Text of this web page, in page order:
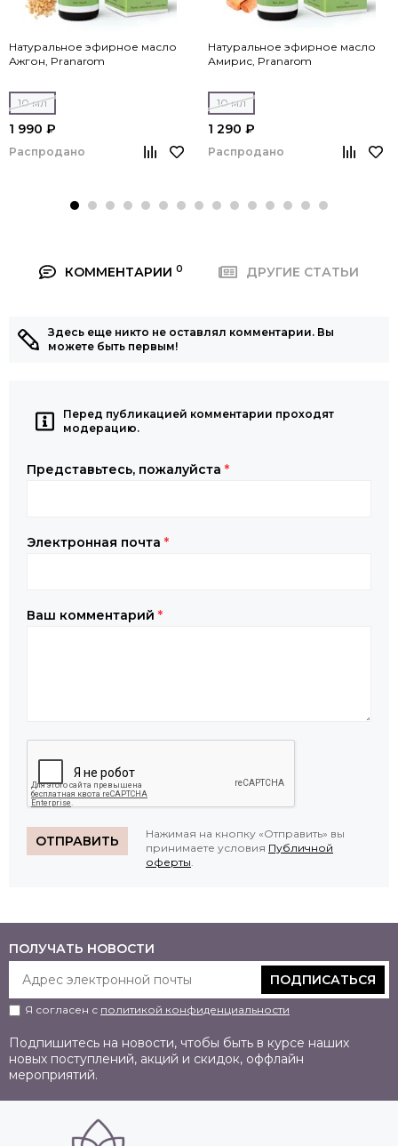
Натуральное эфирное масло
Ажгон, Pranarom
10 мл
1 990 ₽
Распродано
Натуральное эфирное масло
Амирис, Pranarom
10 мл
1 290 ₽
Распродано
КОММЕНТАРИИ 0 ДРУГИЕ СТАТЬИ
Здесь еще никто не оставлял комментарии. Вы
можете быть первым!
Перед публикацией комментарии проходят
модерацию.
Представьтесь, пожалуйста *
Электронная почта *
Ваш комментарий *
ОТПРАВИТЬ
Нажимая на кнопку «Отправить» вы
принимаете условия Публичной
оферты.
ПОЛУЧАТЬ НОВОСТИ
ПОДПИСАТЬСЯ
Я согласен с политикой конфиденциальности
Подпишитесь на новости, чтобы быть в курсе наших
новых поступлений, акций и скидок, оффлайн
мероприятий.